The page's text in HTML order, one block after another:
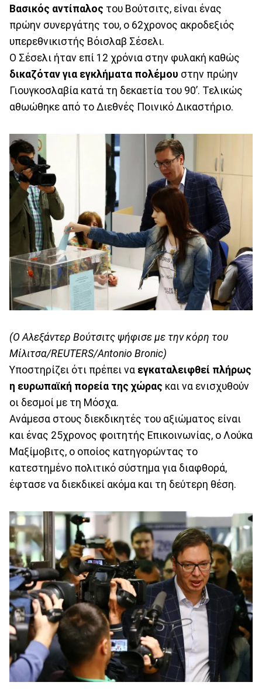
Βασικός αντίπαλος του Βούτσιτς, είναι ένας
πρώην συνεργάτης του, ο 62χρονος ακροδεξιός
υπερεθνικιστής Βόισλαβ Σέσελι.
Ο Σέσελι ήταν επί 12 χρόνια στην φυλακή καθώς
δικαζόταν για εγκλήματα πολέμου στην πρώην
Γιουγκοσλαβία κατά τη δεκαετία του 90’. Τελικώς
αθωώθηκε από το Διεθνές Ποινικό Δικαστήριο.
(O Αλεξάντερ Βούτσιτς ψήφισε με την κόρη του
Μίλιτσα/REUTERS/Antonio Bronic)
Υποστηρίζει ότι πρέπει να εγκαταλειφθεί πλήρως
η ευρωπαϊκή πορεία της χώρας και να ενισχυθούν
οι δεσμοί με τη Μόσχα.
Ανάμεσα στους διεκδικητές του αξιώματος είναι
και ένας 25χρονος φοιτητής Επικοινωνίας, ο Λούκα
Μαξίμοβιτς, ο οποίος κατηγορώντας το
κατεστημένο πολιτικό σύστημα για διαφθορά,
έφτασε να διεκδικεί ακόμα και τη δεύτερη θέση.